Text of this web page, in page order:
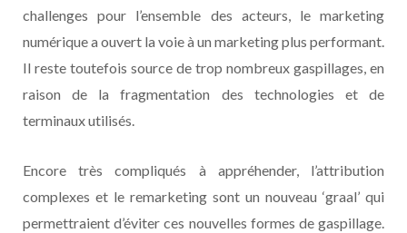
challenges pour l’ensemble des acteurs, le marketing
numérique a ouvert la voie à un marketing plus performant.
Il reste toutefois source de trop nombreux gaspillages, en
raison de la fragmentation des technologies et de
terminaux utilisés.
Encore très compliqués à appréhender, l’attribution
complexes et le remarketing sont un nouveau ‘graal’ qui
permettraient d’éviter ces nouvelles formes de gaspillage.